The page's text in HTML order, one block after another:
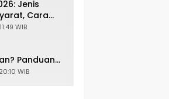
Jenis
Cara
WIB
Panduan
dan
WIB